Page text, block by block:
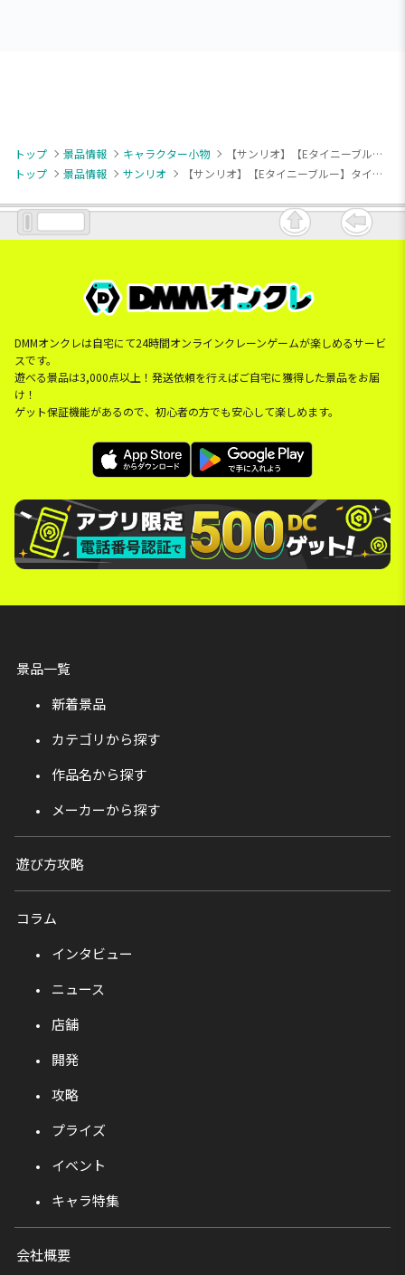
トップ 景品情報 キャラクター小物
【サンリオ】【Eタイニーブルー】タイニーチャム アイスクリームフレーバーマスコット
トップ
景品情報 サンリオ 【サンリオ】【Eタイニーブルー】タイニーチャム アイスクリームフレーバーマスコット
DMMオンクレは自宅にて24時間オンラインクレーンゲームが楽しめるサービ
スです。
遊べる景品は3,000点以上！発送依頼を行えばご自宅に獲得した景品をお届
け！
ゲット保証機能があるので、初心者の方でも安心して楽しめます。
景品一覧
新着景品
カテゴリから探す
作品名から探す
メーカーから探す
遊び方攻略
コラム
インタビュー
ニュース
店舗
開発
攻略
プライズ
イベント
キャラ特集
会社概要